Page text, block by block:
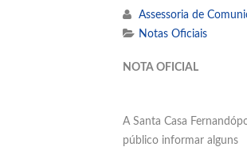
Assessoria de
Notas Oficiais
NOTA OFICIAL
A Santa Casa
público informar alguns